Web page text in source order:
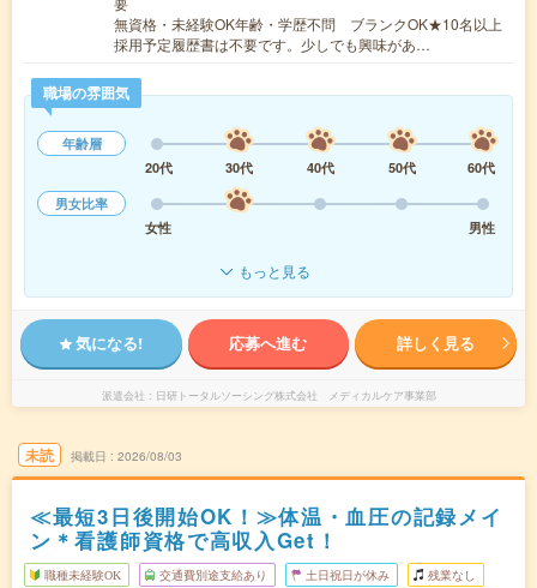
無資格・未経験OK年齢・学歴不問 ブランクOK★10名以上
採用予定履歴書は不要です。少しでも興味があ…
職場の雰囲気
年齢層
20代
30代 40代 50代
60代
男女比率
女性
男性
もっと見る
気になる! 応募へ進む 詳しく見る
派遣会社 日研トータルソーシング株式会社 メディカルケア事業部
未読 掲載日 2026/08/03
≪最短3日後開始OK！≫体温・血圧の記録メイ
ン＊看護師資格で高収入Get！
職種未経験OK 交通費別途支給あり 土日祝日が休み 残業なし